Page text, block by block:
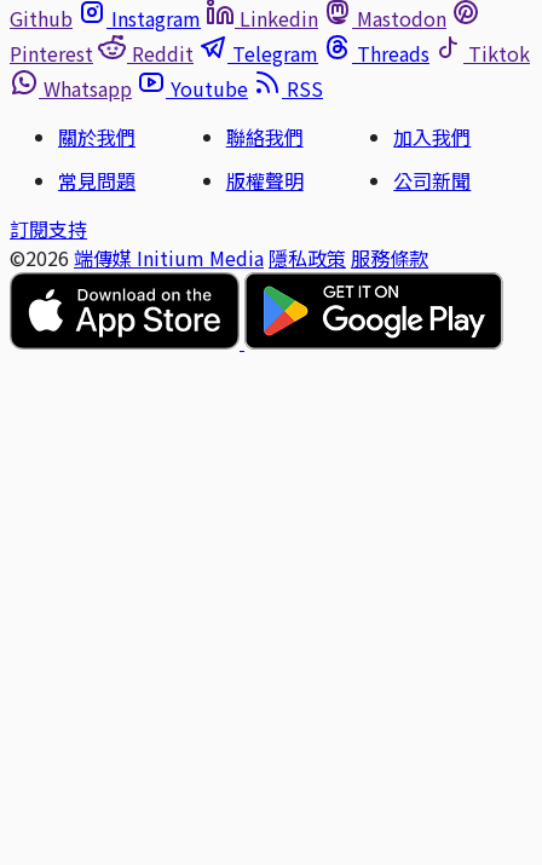
Github
Instagram Linkedin
Mastodon
Pinterest
Reddit Telegram Threads
Tiktok
Whatsapp
Youtube
RSS
關於我們
聯絡我們
加入我們
常見問題
版權聲明
公司新聞
訂閱支持
©2026 端傳媒 Initium Media 隱私政策 服務條款